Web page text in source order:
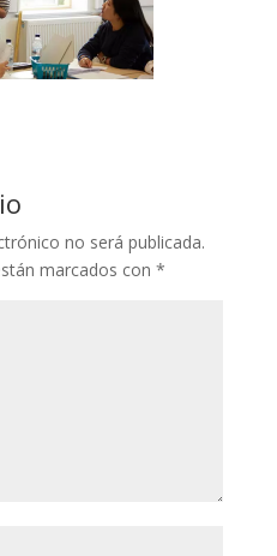
no será publicada.
marcados con *